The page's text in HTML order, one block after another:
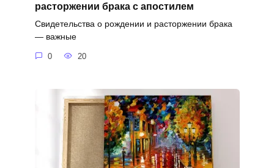
расторжении брака с апостилем
Свидетельства о рождении и расторжении брака
— важные
0 20